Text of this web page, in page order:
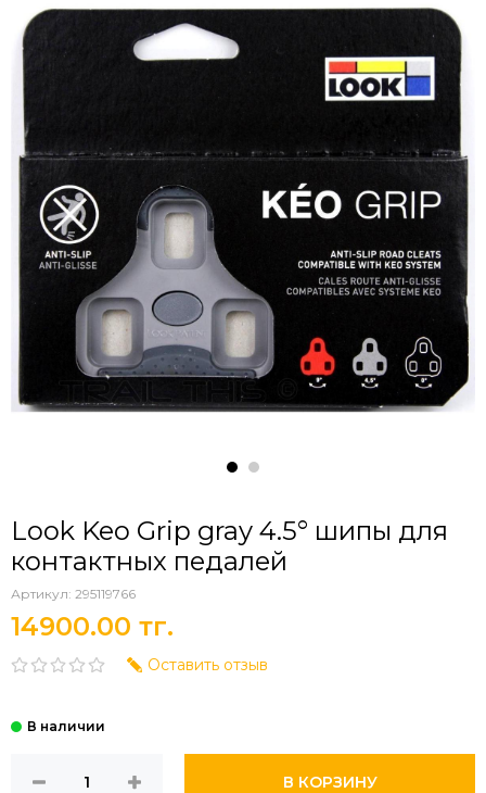
Look Keo Grip gray 4.5° шипы для
контактных педалей
Артикул: 295119766
14900.00 тг.
Оставить отзыв
В КОРЗИНУ